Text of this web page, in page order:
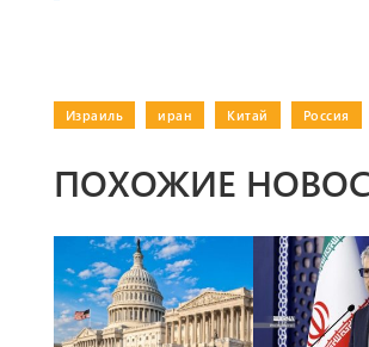
Израиль иран Китай Россия
ПОХОЖИЕ